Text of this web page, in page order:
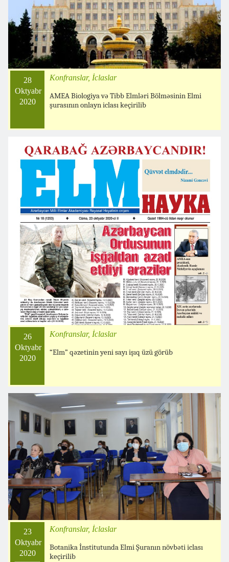
28
Oktyabr
2020
Konfranslar, İclaslar
AMEA Biologiya və Tibb Elmləri Bölməsinin Elmi
şurasının onlayn iclası keçirilib
26
Oktyabr
2020
Konfranslar, İclaslar
“Elm” qəzetinin yeni sayı işıq üzü görüb
23
Oktyabr
2020
Konfranslar, İclaslar
Botanika İnstitutunda Elmi Şuranın növbəti iclası
keçirilib